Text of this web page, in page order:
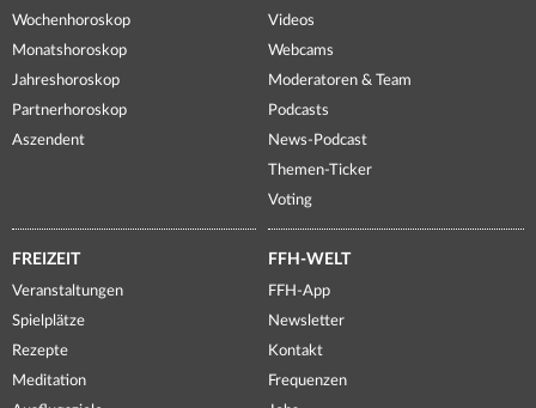
Wochenhoroskop
Monatshoroskop
Jahreshoroskop
Partnerhoroskop
Aszendent
Videos
Webcams
Moderatoren & Team
Podcasts
News-Podcast
Themen-Ticker
Voting
FREIZEIT
Veranstaltungen
Spielplätze
Rezepte
Meditation
FFH-WELT
FFH-App
Newsletter
Kontakt
Frequenzen